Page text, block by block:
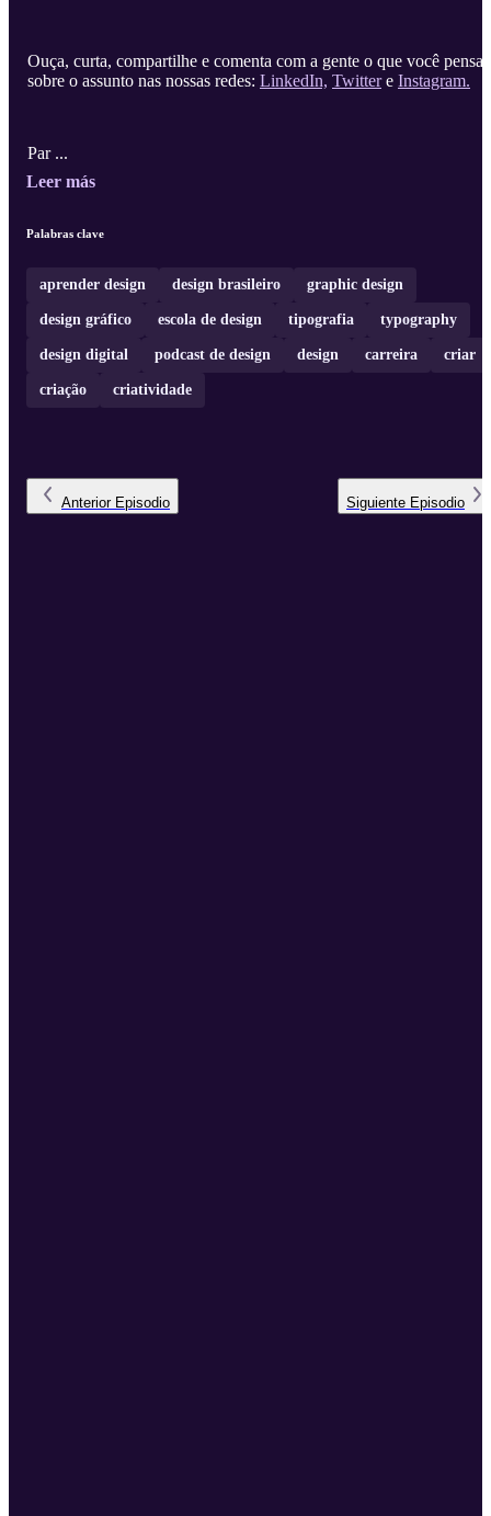
Ouça, curta, compartilhe e comenta com a gente o que você pensa
sobre o assunto nas nossas redes: LinkedIn, Twittere Instagram.
Par ...
Leer más
Palabras clave
aprender design design brasileiro graphic design
design gráfico escola de design tipografia typography
design digital podcast de design design carreira criar
criação criatividade
Anterior Episodio Siguiente Episodio